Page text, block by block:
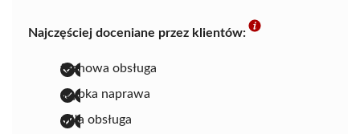
Najczęściej doceniane przez klientów:
fachowa obsługa
szybka naprawa
miła obsługa